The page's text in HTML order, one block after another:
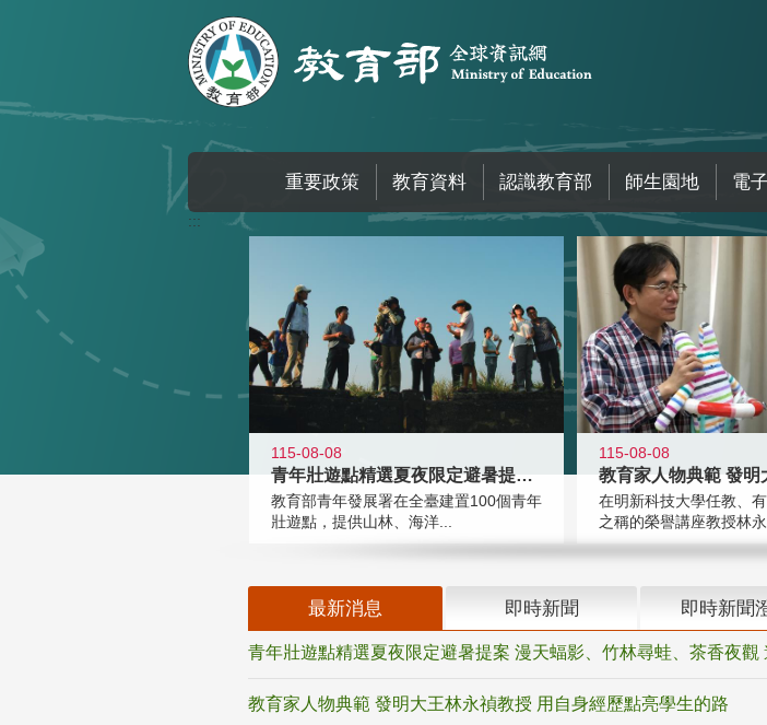
重要政策 教育資料 認識教育部 師生園地 電
:::
115-08-08
青年壯遊點精選夏夜限定避暑提案 漫
教育部青年發展署在全臺建置100個青年
壯遊點，提供山林、海洋...
115-08-08
在明新科技大學任教、有
之稱的榮譽講座教授林永
最新消息 即時新聞 即時新聞
青年壯遊點精選夏夜限定避暑提案 漫天蝠影、竹林尋蛙、茶香夜觀
教育家人物典範 發明大王林永禎教授 用自身經歷點亮學生的路